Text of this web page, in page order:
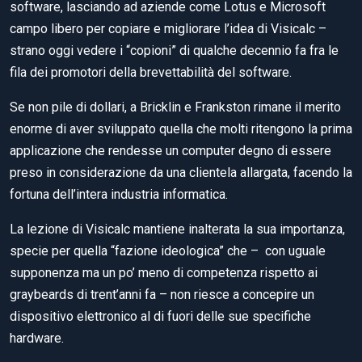
software, lasciando ad aziende come Lotus e Microsoft
campo libero per copiare e migliorare l’idea di Visicalc –
strano oggi vedere i “copioni” di qualche decennio fa fra le
fila dei promotori della brevettabilità del software.
Se non pile di dollari, a Bricklin e Frankston rimane il merito
enorme di aver sviluppato quella che molti ritengono la prima
applicazione che rendesse un computer degno di essere
preso in considerazione da una clientela allargata, facendo la
fortuna dell’intera industria informatica.
La lezione di Visicalc mantiene inalterata la sua importanza,
specie per quella “fazione ideologica” che – con uguale
supponenza ma un po’ meno di competenza rispetto ai
graybeards di trent’anni fa – non riesce a concepire un
dispositivo elettronico al di fuori delle sue specifiche
hardware.